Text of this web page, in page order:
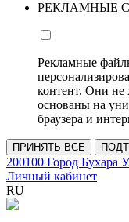
РЕКЛАМНЫЕ
Рекламные
контент. Они
основаны на
браузера и
ПРИНЯТЬ ВСЕ
200100 Город Бухара
Личный кабинет
RU